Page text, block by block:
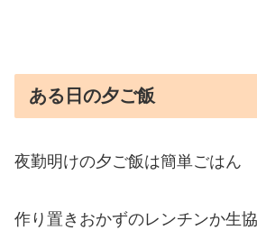
ある日の夕ご飯
夜勤明けの夕ご飯は簡単ごはん
作り置きおかずのレンチンか生